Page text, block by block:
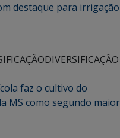
destaque para irrigação
DIVERSIFICAÇÃO
faz o cultivo do
MS como segundo maior